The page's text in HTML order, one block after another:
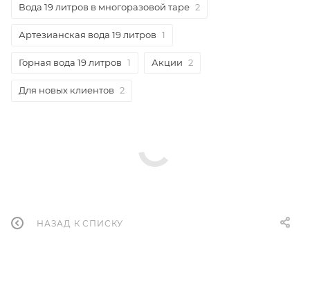
Вода 19 литров в многоразовой таре 2
Артезианская вода 19 литров 1
Горная вода 19 литров 1 Акции 2
Для новых клиентов 2
НАЗАД К СПИСКУ